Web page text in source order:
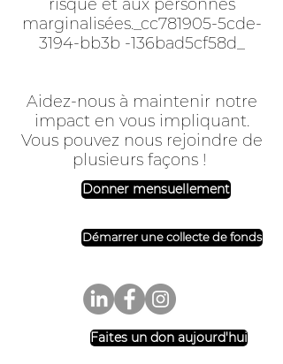
risque et aux personnes
marginalisées._cc781905-5cde-
3194-bb3b -136bad5cf58d_
Aidez-nous à maintenir notre
impact en vous impliquant.
Vous pouvez nous rejoindre de
plusieurs façons !
Donner mensuellement
Démarrer une collecte de fonds
Faites un don aujourd'hui